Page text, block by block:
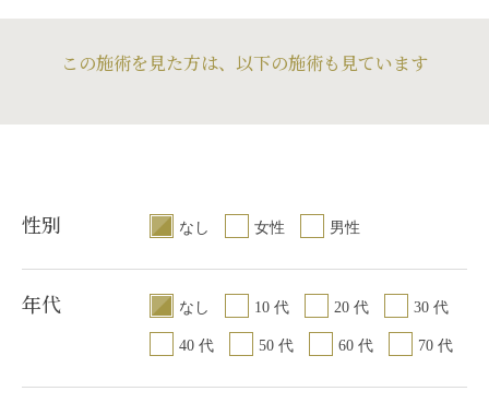
この施術を見た方は、以下の施術も見ています
性別 なし 女性 男性
年代 なし 10 代 20 代 30 代
40 代 50 代 60 代 70 代